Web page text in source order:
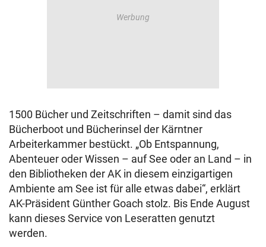
1500 Bücher und Zeitschriften – damit sind das
Bücherboot und Bücherinsel der Kärntner
Arbeiterkammer bestückt. „Ob Entspannung,
Abenteuer oder Wissen – auf See oder an Land – in
den Bibliotheken der AK in diesem einzigartigen
Ambiente am See ist für alle etwas dabei“, erklärt
AK-Präsident Günther Goach stolz. Bis Ende August
kann dieses Service von Leseratten genutzt
werden.